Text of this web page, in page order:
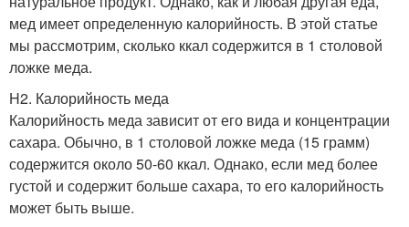
мед имеет определенную калорийность. В этой статье
мы рассмотрим, сколько ккал содержится в 1 столовой
ложке меда.
H2. Калорийность меда
Калорийность меда зависит от его вида и концентрации
сахара. Обычно, в 1 столовой ложке меда (15 грамм)
содержится около 50-60 ккал. Однако, если мед более
густой и содержит больше сахара, то его калорийность
может быть выше.